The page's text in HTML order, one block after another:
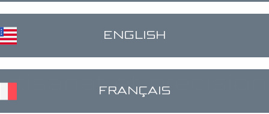
et précision :
ENGLISH
FRANÇAIS